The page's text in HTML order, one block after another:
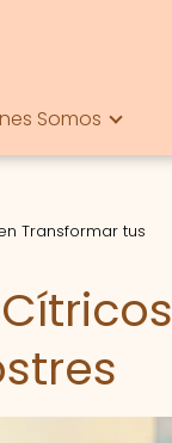
Somos
Transformar tus